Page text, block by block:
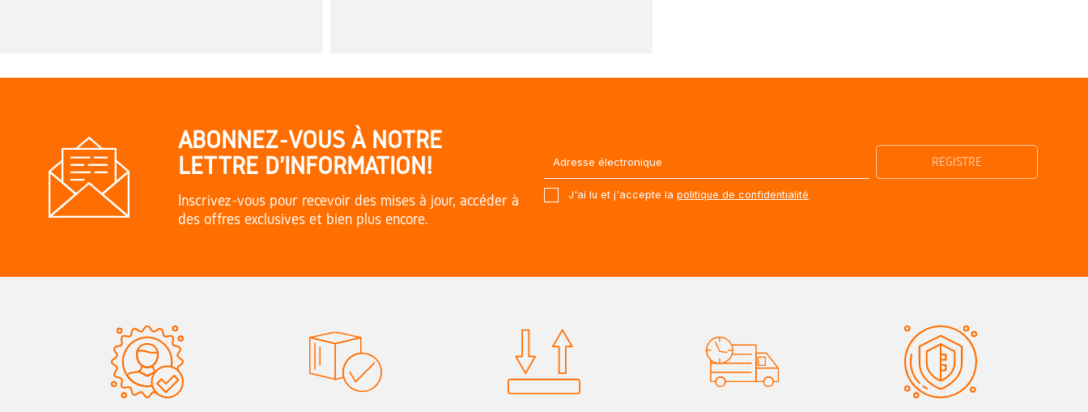
ABONNEZ-VOUS À NOTRE
LETTRE D'INFORMATION!
Inscrivez-vous pour recevoir des mises à jour, accéder à
des offres exclusives et bien plus encore.
J'ai lu et j'accepte la politique de confidentialité